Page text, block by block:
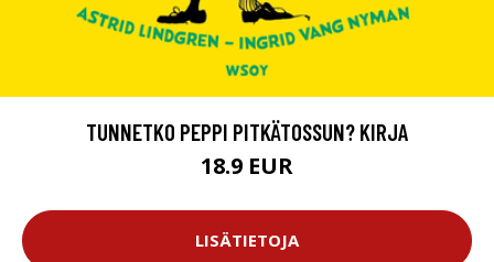
TUNNETKO PEPPI PITKÄTOSSUN? KIRJA
18.9 EUR
LISÄTIETOJA